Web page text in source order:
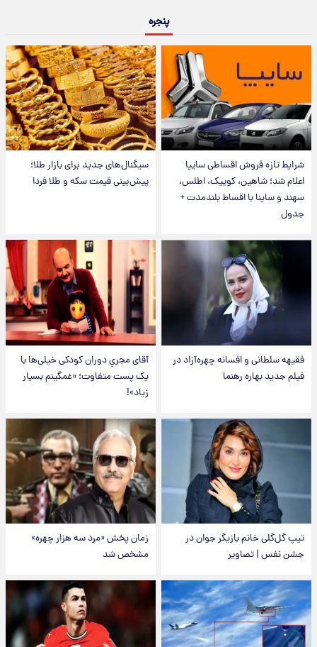
پنجره
شرایط تازه فروش اقساطی سایپا
اعلام شد؛ شاهین، کوییک، اطلس،
سهند و ساینا با اقساط بلندمدت +
جدول
سیگنال‌های جدید برای بازار طلا؛
پیش‌بینی قیمت سکه و طلا فردا
فقیهه سلطانی و افسانه چهره‌آزاد در
فیلم جدید بهاره رهنما
آقای مجریِ دوران کودکی خیلی‌ها با
یک پست متفاوت؛ «غمگینم بسیار
زیاد»!
تیپ گل‌گلی خانم بازیگر جوان در
جشن نفس | تصاویر
زمان پخش «مرد سه هزار چهره»
مشخص شد